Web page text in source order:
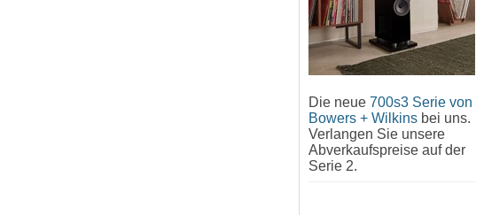
Die neue 700s3 Serie von
Bowers + Wilkins bei uns.
Verlangen Sie unsere
Abverkaufspreise auf der
Serie 2.